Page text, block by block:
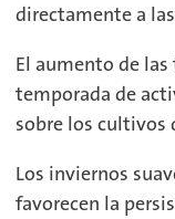
directamente a
El aumento de
temporada de
sobre los cultivos
Los inviernos
favorecen la